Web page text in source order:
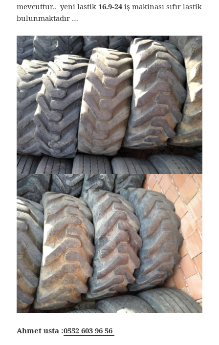
mevcuttur.. yeni lastik 16.9-24 iş makinası sıfır lastik
bulunmaktadır …
Ahmet usta :0552 603 96 56